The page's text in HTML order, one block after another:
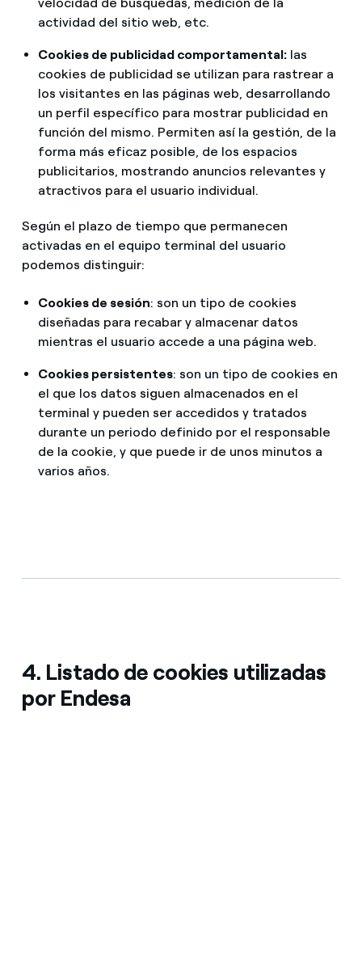
actividad del sitio web, etc.
Cookies de publicidad comportamental:las
cookies de publicidad se utilizan para rastrear a
los visitantes en las páginas web, desarrollando
un perfil específico para mostrar publicidad en
función del mismo. Permiten así la gestión, de la
forma más eficaz posible, de los espacios
publicitarios, mostrando anuncios relevantes y
atractivos para el usuario individual.
Según el plazo de tiempo que permanecen
activadas en el equipo terminal del usuario
podemos distinguir:
Cookies de sesión: son un tipo de cookies
diseñadas para recabar y almacenar datos
mientras el usuario accede a una página web.
Cookies persistentes: son un tipo de cookies en
el que los datos siguen almacenados en el
terminal y pueden ser accedidos y tratados
durante un periodo definido por el responsable
de la cookie, y que puede ir de unos minutos a
varios años.
4. Listado de cookies utilizadas
por Endesa